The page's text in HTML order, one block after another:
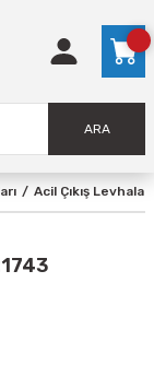
ARA
Acil Çıkış Levhaları